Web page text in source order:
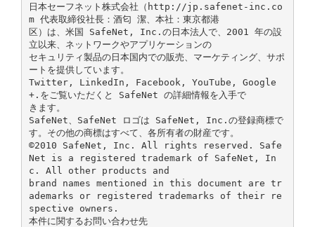
日本セーフネット株式会社（http://jp.safenet-inc.co
m 代表取締役社長：酒匂 潔、本社：東京都港
区）は、米国 SafeNet, Inc.の日本法人で、2001 年の設
立以来、ネットワークやアプリケーションの
セキュリティ製品の日本国内での販売、マーケティング、サポ
ートを提供しています。
Twitter, LinkedIn, Facebook, YouTube, Google
+.をご覧いただくと SafeNet の詳細情報を入手で
きます。
SafeNet、SafeNet ロゴは SafeNet, Inc.の登録商標で
す。その他の商標はすべて、各所有者の財産です。
©2010 SafeNet, Inc. All rights reserved. Safe
Net is a registered trademark of SafeNet, In
c. All other products and
brand names mentioned in this document are tr
ademarks or registered trademarks of their re
spective owners.
本件に関するお問い合わせ先